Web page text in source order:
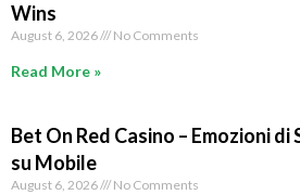
Wins
August 6, 2026 No Comments
Read More »
Bet On Red Casino – Emozioni
su Mobile
August 6, 2026 No Comments